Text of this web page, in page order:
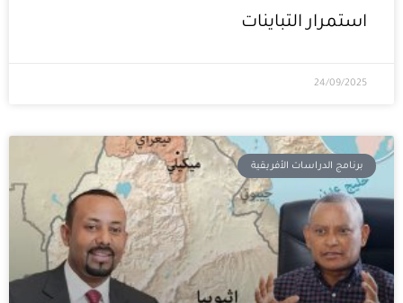
استمرار التباينات
24/09/2025
برنامج الدراسات الأفريقية